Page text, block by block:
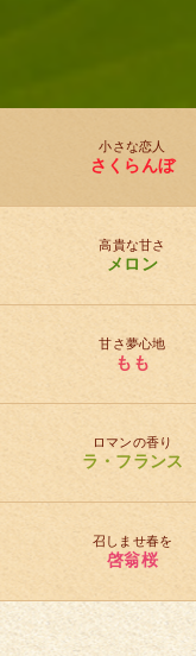
小さな恋人
さくらんぼ
高貴な甘さ
メロン
甘さ夢心地
もも
ロマンの香り
ラ・フランス
召しませ春を
啓翁桜